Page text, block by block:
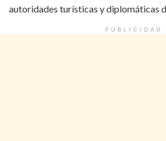
autoridades turísticas y diplomáticas
PUBLICIDAD